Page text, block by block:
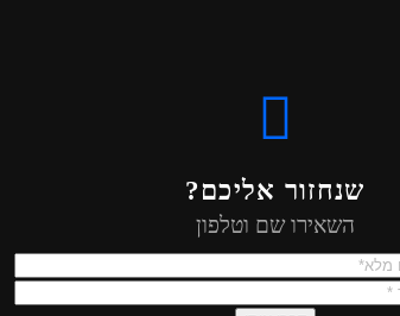
שנחזור אליכם?
השאירו שם וטלפון